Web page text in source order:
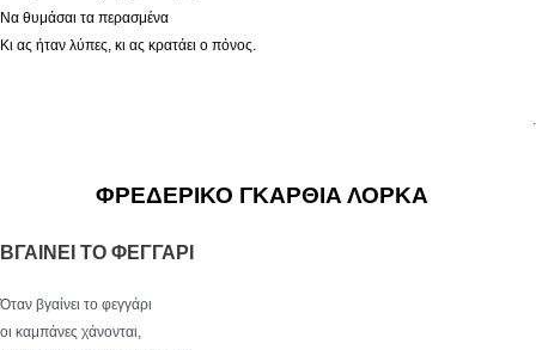
Να θυμάσαι τα περασμένα
Κι ας ήταν λύπες, κι ας κρατάει ο πόνος.
ΦΡΕΔΕΡΙΚΟ ΓΚΑΡΘΙΑ ΛΟΡΚΑ
ΒΓΑΙΝΕΙ ΤΟ ΦΕΓΓΑΡΙ
Όταν βγαίνει το φεγγάρι
οι καμπάνες χάνονται,